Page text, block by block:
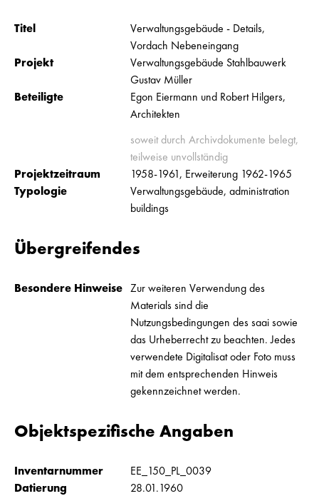
Titel
Verwaltungsgebäude - Details,
Vordach Nebeneingang
Projekt
Verwaltungsgebäude Stahlbauwerk
Gustav Müller
Beteiligte
Egon Eiermann und Robert Hilgers,
Architekten
soweit durch Archivdokumente belegt,
teilweise unvollständig
Projektzeitraum
1958-1961, Erweiterung 1962-1965
Typologie
Verwaltungsgebäude, administration
buildings
Übergreifendes
Besondere Hinweise Zur weiteren Verwendung des
Materials sind die
Nutzungsbedingungen des saai sowie
das Urheberrecht zu beachten. Jedes
verwendete Digitalisat oder Foto muss
mit dem entsprechenden Hinweis
gekennzeichnet werden.
Objektspezifische Angaben
Inventarnummer
EE_150_PL_0039
Datierung
28.01.1960